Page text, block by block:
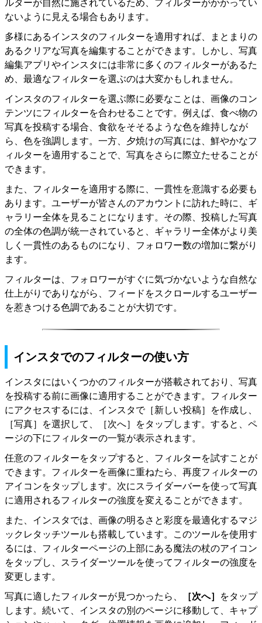
ルターが自然に施されているため、フィルターがかかってい
ないように見える場合もあります。
多様にあるインスタのフィルターを適用すれば、まとまりの
あるクリアな写真を編集することができます。しかし、写真
編集アプリやインスタには非常に多くのフィルターがあるた
め、最適なフィルターを選ぶのは大変かもしれません。
インスタのフィルターを選ぶ際に必要なことは、画像のコン
テンツにフィルターを合わせることです。例えば、食べ物の
写真を投稿する場合、食欲をそそるような色を維持しなが
ら、色を強調します。一方、夕焼けの写真には、鮮やかなフ
ィルターを適用することで、写真をさらに際立たせることが
できます。
また、フィルターを適用する際に、一貫性を意識する必要も
あります。ユーザーが皆さんのアカウントに訪れた時に、ギ
ャラリー全体を見ることになります。その際、投稿した写真
の全体の色調が統一されていると、ギャラリー全体がより美
しく一貫性のあるものになり、フォロワー数の増加に繋がり
ます。
フィルターは、フォロワーがすぐに気づかないような自然な
仕上がりでありながら、フィードをスクロールするユーザー
を惹きつける色調であることが大切です。
インスタでのフィルターの使い方
インスタにはいくつかのフィルターが搭載されており、写真
を投稿する前に画像に適用することができます。フィルター
にアクセスするには、インスタで［新しい投稿］を作成し、
［写真］を選択して、［次へ］をタップします。すると、ペ
ージの下にフィルターの一覧が表示されます。
任意のフィルターをタップすると、フィルターを試すことが
できます。フィルターを画像に重ねたら、再度フィルターの
アイコンをタップします。次にスライダーバーを使って写真
に適用されるフィルターの強度を変えることができます。
また、インスタでは、画像の明るさと彩度を最適化するマジ
ックレタッチツールも搭載しています。このツールを使用す
るには、フィルターページの上部にある魔法の杖のアイコン
をタップし、スライダーツールを使ってフィルターの強度を
変更します。
写真に適したフィルターが見つかったら、
［次へ］ をタップ
します。続いて、インスタの別のページに移動して、キャプ